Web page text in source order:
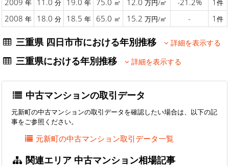
2009 年 11.0 分 19.0 年 75.0 ㎡ 12.0 万円/㎡ -21.2% 1 件
2008 年 18.0 分 18.5 年 65.0 ㎡ 15.2 万円/㎡ - 1 件
三重県 四日市市における年別推移 詳細を表示する
三重県における年別推移 詳細を表示する
中古マンションの取引データ
元新町の中古マンションの取引データを確認したい場合は、以下の記
事をご参照ください。
元新町の中古マンション取引データ一覧
関連エリア 中古マンション相場記事